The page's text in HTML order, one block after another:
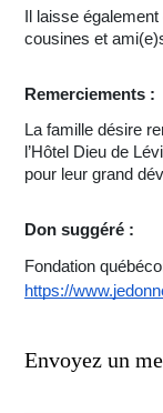
Il laisse
cousines et
Remerciements :
La famille désire
l’Hôtel Dieu de
pour leur grand
Don suggéré :
Fondation
https://
Envoyez un